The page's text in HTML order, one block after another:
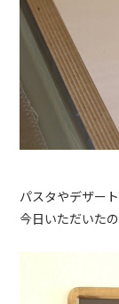
パスタやデザー
今日いただいたの